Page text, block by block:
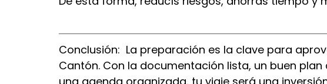
Conclusión:  La preparación es la clave para
Cantón. Con la documentación lista, un buen